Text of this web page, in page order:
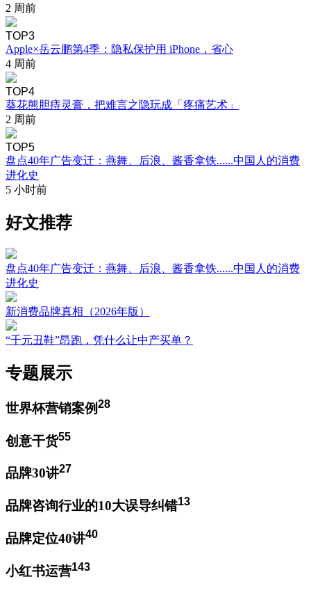
2 周前
TOP3
Apple×岳云鹏第4季：隐私保护用 iPhone，省心
4 周前
TOP4
葵花熊胆痔灵膏，把难言之隐玩成「疼痛艺术」
2 周前
TOP5
盘点40年广告变迁：燕舞、后浪、酱香拿铁......中国人的消费
进化史
5 小时前
好文推荐
盘点40年广告变迁：燕舞、后浪、酱香拿铁......中国人的消费
进化史
新消费品牌真相（2026年版）
“千元丑鞋”昂跑，凭什么让中产买单？
专题展示
世界杯营销案例28
创意干货55
品牌30讲27
品牌咨询行业的10大误导纠错13
品牌定位40讲40
小红书运营143